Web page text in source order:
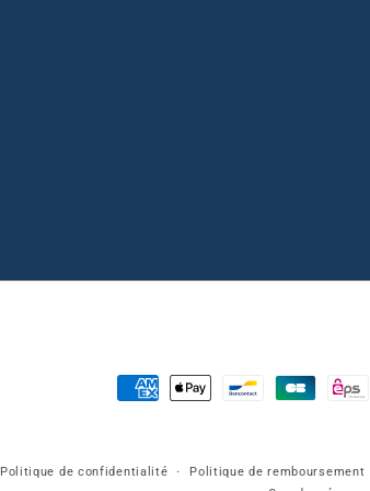
Moyens
Politique de confidentialité Politique de remboursement